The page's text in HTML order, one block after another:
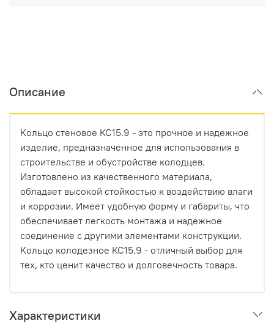
Описание
Кольцо стеновое КС15.9 - это прочное и надежное
изделие, предназначенное для использования в
строительстве и обустройстве колодцев.
Изготовлено из качественного материала,
обладает высокой стойкостью к воздействию влаги
и коррозии. Имеет удобную форму и габариты, что
обеспечивает легкость монтажа и надежное
соединение с другими элементами конструкции.
Кольцо колодезное КС15.9 - отличный выбор для
тех, кто ценит качество и долговечность товара.
Характеристики